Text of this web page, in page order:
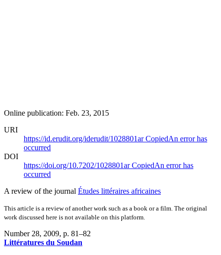
Online publication: Feb. 23, 2015
URI
https://id.erudit.org/iderudit/1028801arCopiedAn error has
occurred
DOI
https://doi.org/10.7202/1028801arCopiedAn error has
occurred
A review of the journal Études littéraires africaines
This article is a review of another work such as a book or a film. The original
work discussed here is not available on this platform.
Number 28, 2009, p. 81–82
Littératures du Soudan